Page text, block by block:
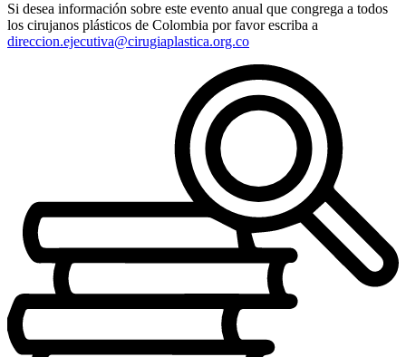
Si desea información sobre este evento anual que congrega a todos
los cirujanos plásticos de Colombia por favor escriba a
direccion.ejecutiva@cirugiaplastica.org.co